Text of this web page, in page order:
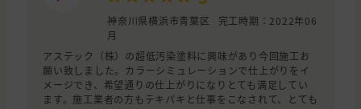
神奈川県横浜市青葉区
完工時期：2022年06
月
アステック（株）の超低汚染塗料に興味があり今回施工お
願い致しました。カラーシミュレーションで仕上がりをイ
メージでき、希望通りの仕上がりになりとても満足してい
ます。施工業者の方もテキパキと仕事をこなされて、とても